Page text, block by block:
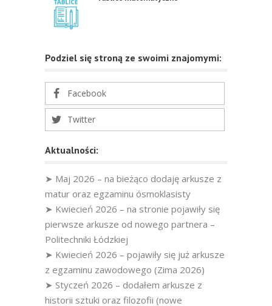
Podziel się stroną ze swoimi znajomymi:
Facebook
Twitter
Aktualności:
➤ Maj 2026 – na bieżąco dodaję arkusze z
matur oraz egzaminu ósmoklasisty
➤ Kwiecień 2026 – na stronie pojawiły się
pierwsze arkusze od nowego partnera –
Politechniki Łódzkiej
➤ Kwiecień 2026 – pojawiły się już arkusze
z egzaminu zawodowego (Zima 2026)
➤ Styczeń 2026 – dodałem arkusze z
historii sztuki oraz filozofii (nowe